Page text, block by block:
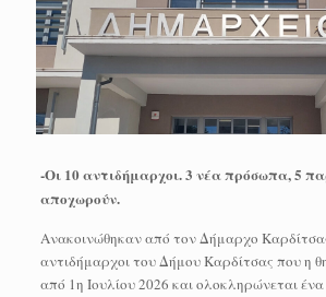
-Οι 10 αντιδήμαρχοι. 3 νέα πρόσωπα, 5
αποχωρούν.
Ανακοινώθηκαν από τον Δήμαρχο
αντιδήμαρχοι του Δήμου Καρδίτσας που η
από 1η Ιουλίου 2026 και ολοκληρώνεται